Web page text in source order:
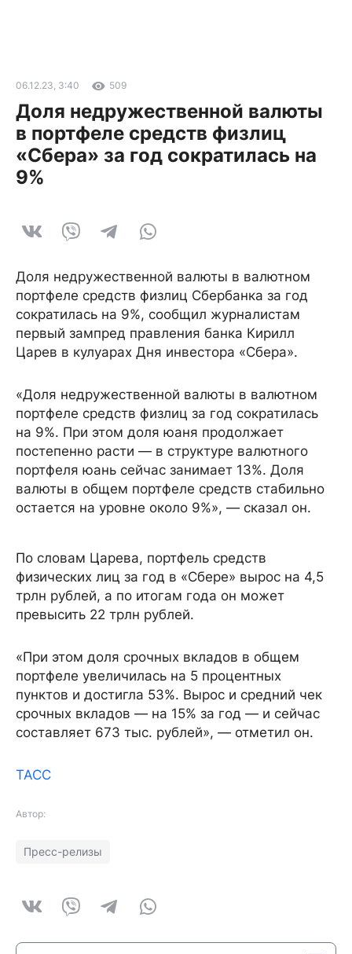
06.12.23, 3:40 509
Доля недружественной валюты
в портфеле средств физлиц
«Сбера» за год сократилась на
9%
Доля недружественной валюты в валютном
портфеле средств физлиц Сбербанка за год
сократилась на 9%, сообщил журналистам
первый зампред правления банка Кирилл
Царев в кулуарах Дня инвестора «Сбера».
«Доля недружественной валюты в валютном
портфеле средств физлиц за год сократилась
на 9%. При этом доля юаня продолжает
постепенно расти — в структуре валютного
портфеля юань сейчас занимает 13%. Доля
валюты в общем портфеле средств стабильно
остается на уровне около 9%», — сказал он.
По словам Царева, портфель средств
физических лиц за год в «Сбере» вырос на 4,5
трлн рублей, а по итогам года он может
превысить 22 трлн рублей.
«При этом доля срочных вкладов в общем
портфеле увеличилась на 5 процентных
пунктов и достигла 53%. Вырос и средний чек
срочных вкладов — на 15% за год — и сейчас
составляет 673 тыс. рублей», — отметил он.
ТАСС
Автор:
Пресс-релизы